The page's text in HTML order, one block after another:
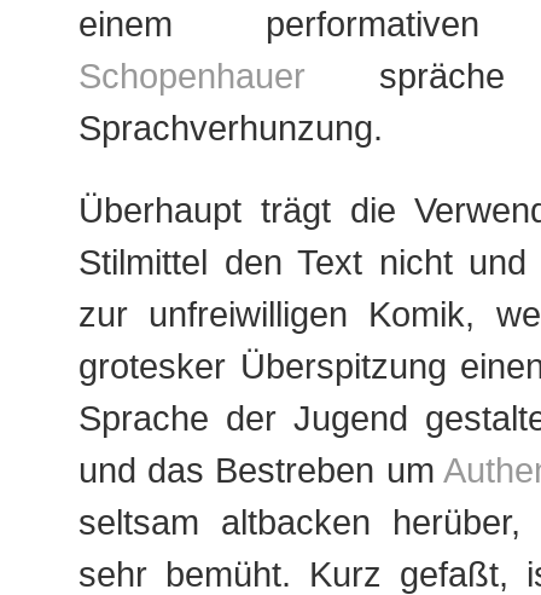
einem performativen
Schopenhauer
Sprachverhunzung.
Überhaupt trägt die
Stilmittel den Text nicht und
zur unfreiwilligen Komik,
grotesker Überspitzung
Sprache der Jugend
und das Bestreben um
seltsam altbacken herüber,
sehr bemüht. Kurz gefaßt,